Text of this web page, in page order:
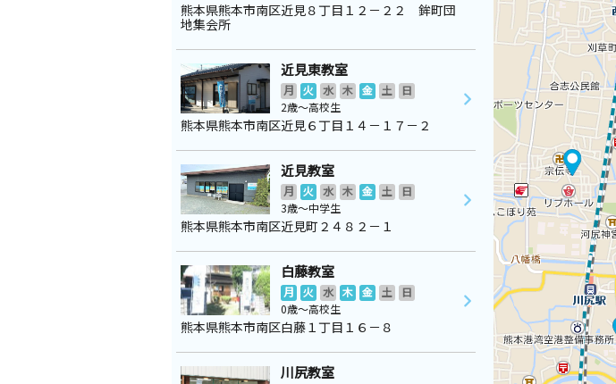
熊本県熊本市南区近見８丁目１２－２２ 鉾町団
地集会所
近見東教室
月 火 水 木 金 土
日
2歳～高校生
熊本県熊本市南区近見６丁目１４－１７－２
近見教室
月 火 水 木 金 土
日
3歳～中学生
熊本県熊本市南区近見町２４８２－１
白藤教室
月 火 水 木 金 土
日
0歳～高校生
熊本県熊本市南区白藤１丁目１６－８
川尻教室